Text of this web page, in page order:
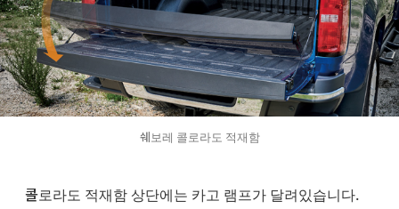
쉐보레 콜로라도 적재함
콜로라도 적재함 상단에는 카고 램프가 달려있습니다.